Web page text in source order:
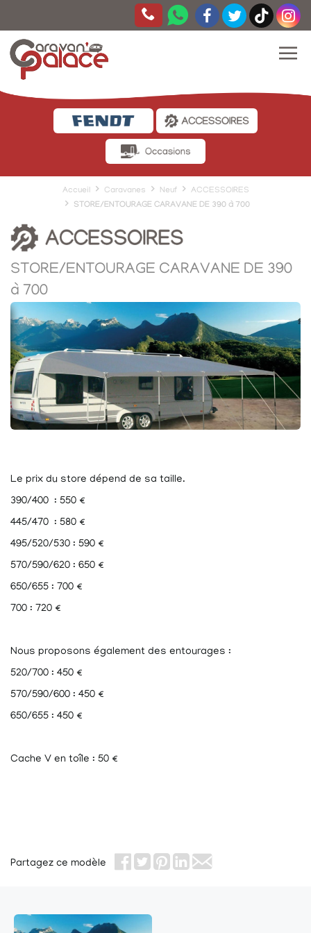
Accueil Caravanes Neuf ACCESSOIRES
STORE/ENTOURAGE CARAVANE DE 390 à 700
STORE/ENTOURAGE CARAVANE DE 390
à 700
Le prix du store dépend de sa taille.
390/400 : 550 €
445/470 : 580 €
495/520/530 : 590 €
570/590/620 : 650 €
650/655 : 700 €
700 : 720 €
Nous proposons également des entourages :
520/700 : 450 €
570/590/600 : 450 €
650/655 : 450 €
Cache V en toîle : 50 €
Partagez ce modèle